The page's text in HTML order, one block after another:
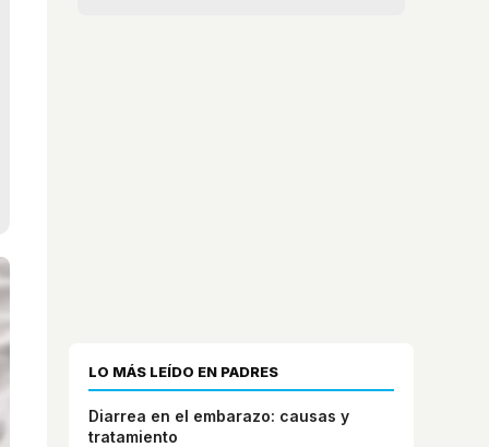
LO MÁS LEÍDO EN PADRES
Diarrea en el embarazo: causas y
tratamiento